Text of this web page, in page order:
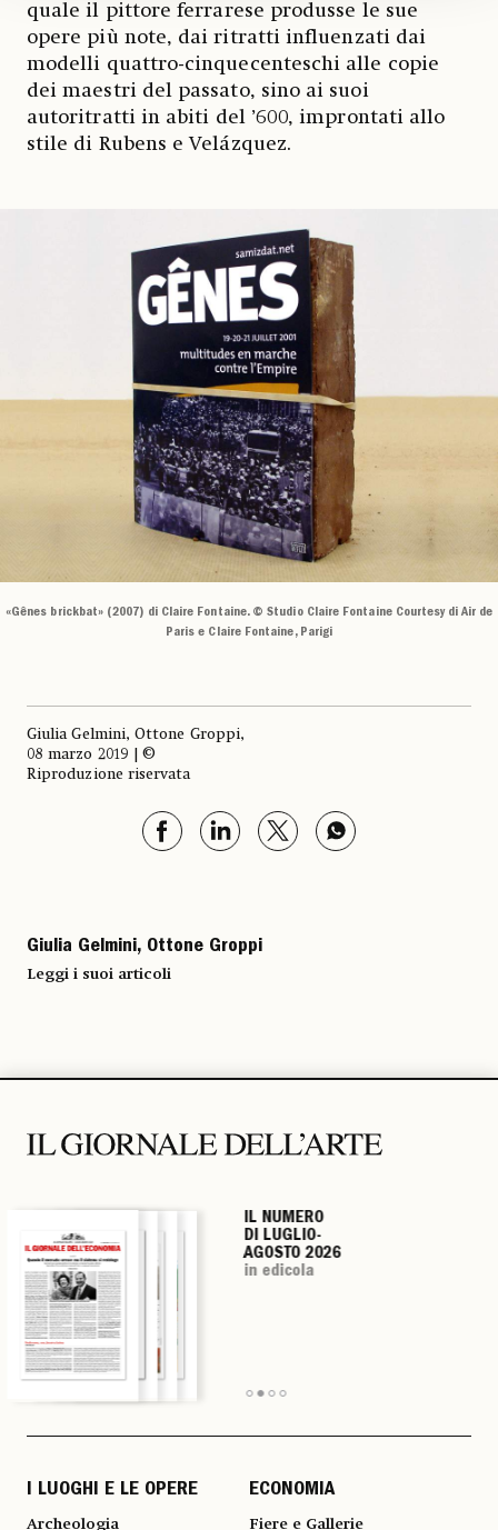
quale il pittore ferrarese produsse le sue
opere più note, dai ritratti influenzati dai
modelli quattro-cinquecenteschi alle copie
dei maestri del passato, sino ai suoi
autoritratti in abiti del ’600, improntati allo
stile di Rubens e Velázquez.
«Gênes brickbat» (2007) di Claire Fontaine. © Studio Claire Fontaine Courtesy di Air de
Paris e Claire Fontaine, Parigi
Giulia Gelmini, Ottone Groppi,
08 marzo 2019 | ©
Riproduzione riservata
Giulia Gelmini, Ottone Groppi
Leggi i suoi articoli
IL NUMERO
DI LUGLIO-
AGOSTO 2026
in edicola
IL NUMERO
DI LUGLIO-
AGOSTO 2026
in edicola
IL NUMERO
DI LUGLIO-
AGOSTO 2026
in edicola
IL NUMERO
DI LUGLIO-
AGOSTO 2026
in edicola
I LUOGHI E LE OPERE
Archeologia
ECONOMIA
Fiere e Gallerie